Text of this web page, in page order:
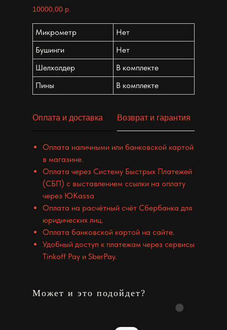
10000,00 р.
Микрометр
Нет
Бушинги
Нет
Шелхолдер
В комплекте
Пины
В комплекте
Оплата и доставка Возврат и гарантия
Оплата наличными или банковской картой
в магазине.
Оплата через Систему Быстрых Платежей
(СБП) с выставлением ссылки на оплату
через ЮKassa
Оплата на расчётный счёт Сбербанка для
юридических лиц.
Оплата банковской картой на сайте.
Удобный доступ к платежам через сервисы
Tinkoff Pay и SberPay.
Может и это подойдет?